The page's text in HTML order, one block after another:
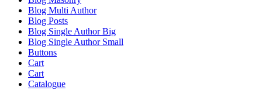
Blog Multi Author
Blog Posts
Blog Single Author Big
Blog Single Author Small
Buttons
Cart
Cart
Catalogue